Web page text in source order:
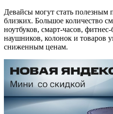
Девайсы могут стать
близких. Большое количество
ноутбуков, смарт-часов,
наушников, колонок и товаров
сниженным ценам.